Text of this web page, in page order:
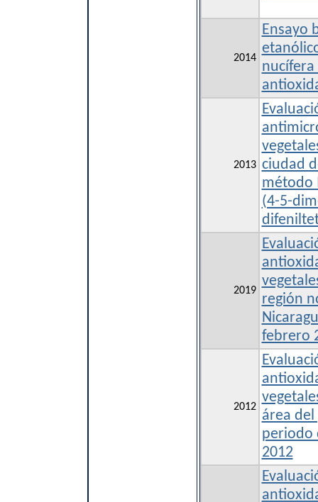
2014
Ensayo
nucífera
2013 ciudad
método
(4-5-
2019
región
febrero
2012
área
periodo
2012